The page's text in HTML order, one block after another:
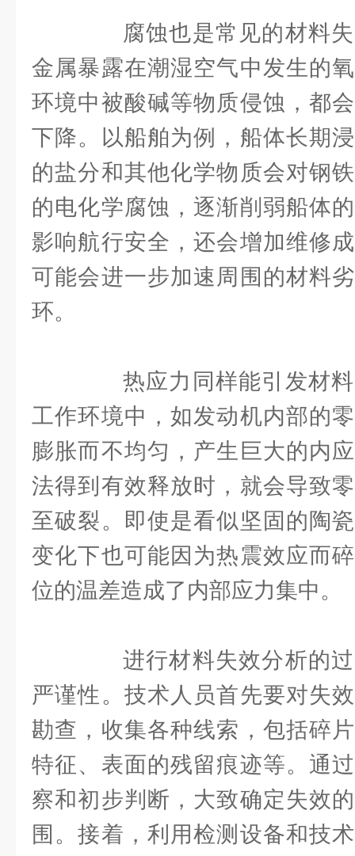
腐蚀也是常见的材料失
金属暴露在潮湿空气中发生的
环境中被酸碱等物质侵蚀，都
下降。以船舶为例，船体长期
的盐分和其他化学物质会对钢
的电化学腐蚀，逐渐削弱船体
影响航行安全，还会增加维修
可能会进一步加速周围的材料
环。
热应力同样能引发材料
工作环境中，如发动机内部的
膨胀而不均匀，产生巨大的内
法得到有效释放时，就会导致
至破裂。即使是看似坚固的陶
变化下也可能因为热震效应而
位的温差造成了内部应力集中。
进行材料失效分析的过
严谨性。技术人员首先要对失
勘查，收集各种线索，包括碎
特征、表面的残留痕迹等。通
察和初步判断，大致确定失效
围。接着，利用检测设备和技